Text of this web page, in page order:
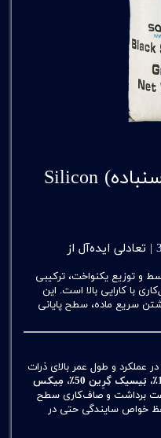
سیلیکون کارباید (پودر سنباده) Silicon
پودر سنباده سیلیکون کارباید مش 36 | تعادلی ایده‌آل از
و توزیع یکنواخت، ترکیبی
با کارایی بالا است. این
سریع ماده، سطح پایانی
عملکرد و طول عمر بالای ذرات
اندازه ذرات متوسط (کوآرتر گِرِین 16٪، بَیسیک گِرِین 50٪، مِیکس
برداشت و صاف‌کاری سطح
خواص سایندگی حتی در